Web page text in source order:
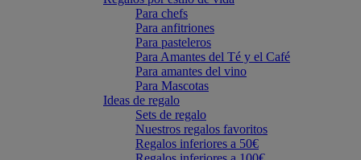
Para chefs
Para anfitriones
Para pasteleros
Para Amantes del Té y el Café
Para amantes del vino
Para Mascotas
Ideas de regalo
Sets de regalo
Nuestros regalos favoritos
Regalos inferiores a 50€